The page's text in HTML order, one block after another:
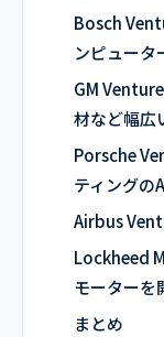
Bosch
ンピュータ
GM
材など幅広
Porsche
ティング
Airbus
Lockheed
モーターを
まとめ